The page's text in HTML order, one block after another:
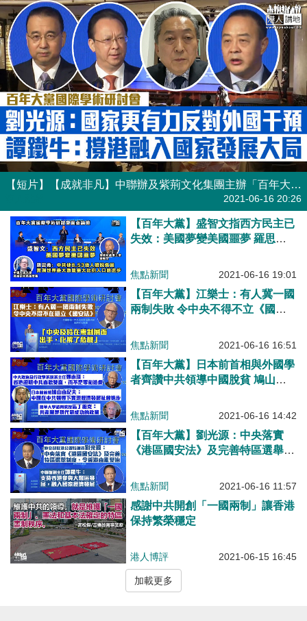
【短片】【成就非凡】中聯辦及紫荊文化集團主辦「百年大黨國際學術研討會」、多位學者專家讚揚中國共產黨成就 劉光源：國家更有力反對外國干預、令香港由亂變治 譚鐵牛：支持香港參與粵港澳大灣區建設、香港明天會更美好！
2021-06-16 20:26
【百年大黨】盛智文指西方民主已
失效：美國夢變美國噩夢 羅思
比例人口的進步
焦點新聞 2021-06-16 19:01
【百年大黨】江樂士：有人冀一國
兩制失敗 令中央不得不立《國安
焦點新聞 2021-06-16 16:51
【百年大黨】日本前首相與外國學
者齊讚中共領導中國脫貧 鳩山由
焦點新聞 2021-06-16 14:42
【百年大黨】劉光源：中央落實
《港區國安法》及完善特區選舉制
香港參與粵港澳大灣區發展、融入
焦點新聞 2021-06-16 11:57
感謝中共開創「一國兩制」讓香港
保持繁榮穩定
港人博評 2021-06-15 16:45
加載更多